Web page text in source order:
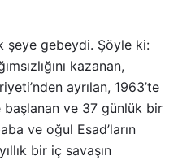
şeye gebeydi. Şöyle ki:
kazanan,
ayrılan, 1963’te
başlanan ve 37 günlük bir
ve oğul Esad’ların
bir iç savaşın